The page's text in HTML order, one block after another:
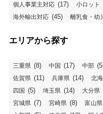
個人事業主対応 (17) 小ロット
海外輸出対応 (45) 離乳食・幼
エリアから探す
三重県 (8) 中国 (17) 中部
佐賀県 (11) 兵庫県 (14) 北
四国 (5) 埼玉県 (14) 大分県
宮城県 (7) 宮崎県 (8) 富山県